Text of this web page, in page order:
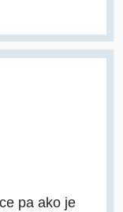
pa ako je